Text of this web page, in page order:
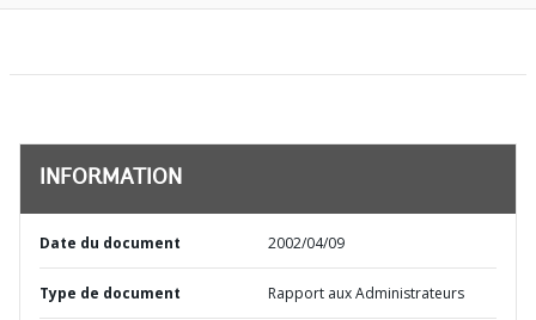
INFORMATION
Date du document 2002/04/09
Type de document Rapport aux Administrateurs